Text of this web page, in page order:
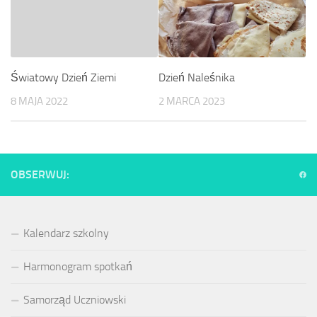
Światowy Dzień Ziemi
8 MAJA 2022
Dzień Naleśnika
2 MARCA 2023
OBSERWUJ:
Kalendarz szkolny
Harmonogram spotkań
Samorząd Uczniowski